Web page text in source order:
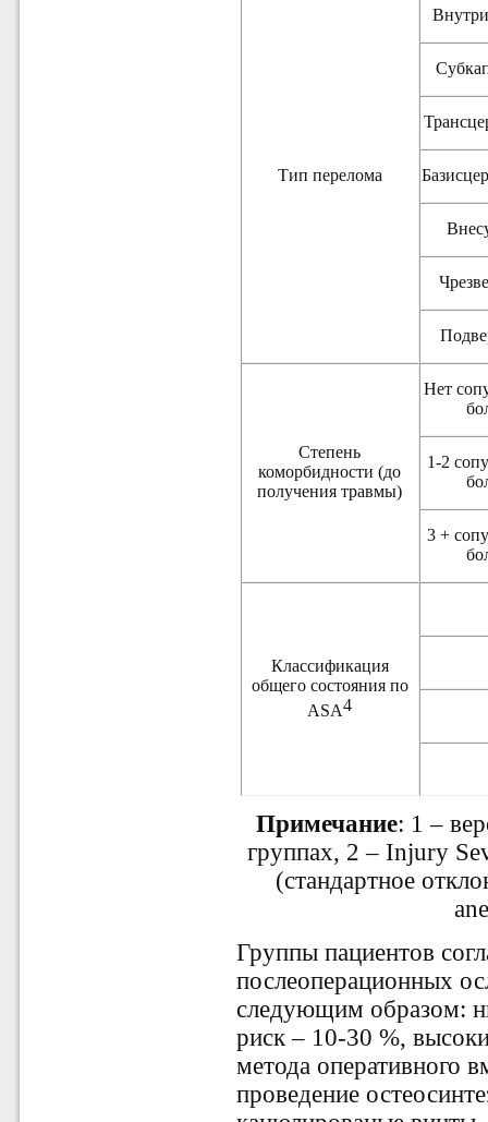
Тип перелома
Степень
коморбидности (до
получения травмы)
Нет
1-2
3 +
Классификация
общего состояния по
ASA4
Примечание: 1 –
группах, 2 – Injury
(стандартное
Группы пациентов
послеоперационных
следующим образом:
риск – 10-30 %,
метода оперативного
проведение